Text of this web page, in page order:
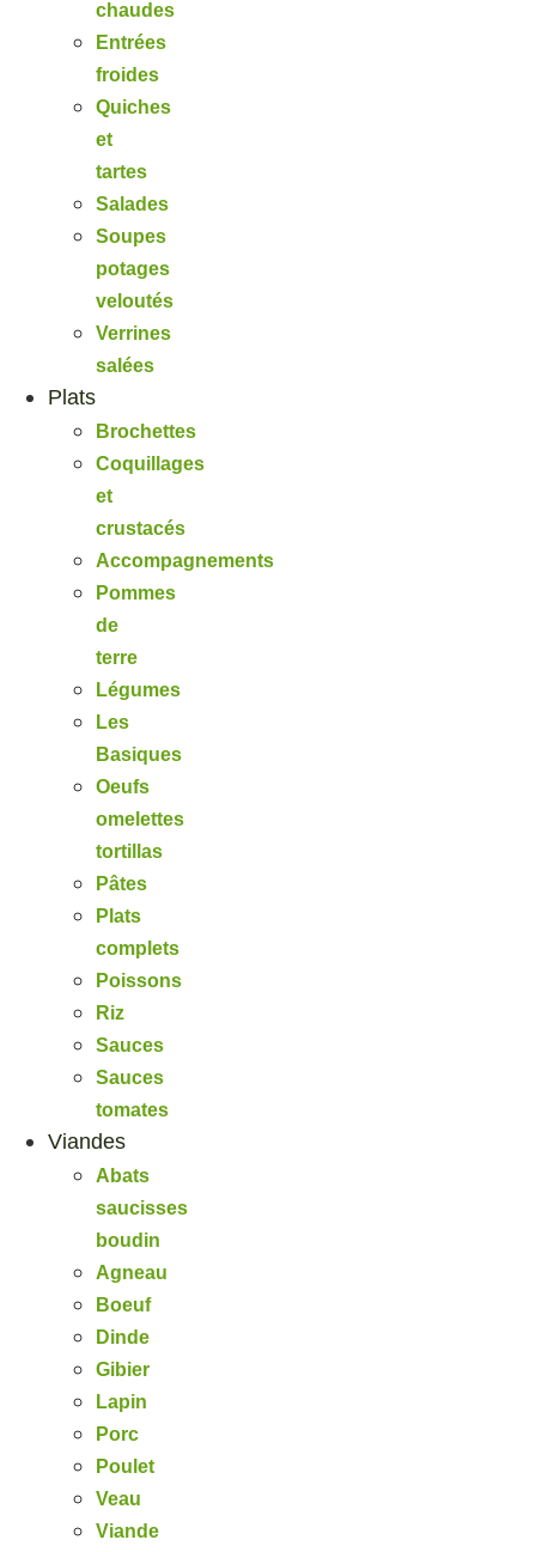
chaudes
Entrées
froides
Quiches
et
tartes
Salades
Soupes
potages
veloutés
Verrines
salées
Plats
Brochettes
Coquillages
et
crustacés
Accompagnements
Pommes
de
terre
Légumes
Les
Basiques
Oeufs
omelettes
tortillas
Pâtes
Plats
complets
Poissons
Riz
Sauces
Sauces
tomates
Viandes
Abats
saucisses
boudin
Agneau
Boeuf
Dinde
Gibier
Lapin
Porc
Poulet
Veau
Viande